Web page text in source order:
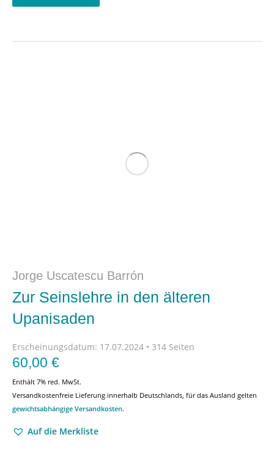
Jorge Uscatescu Barrón
Zur Seinslehre in den älteren
Upanisaden
Erscheinungsdatum: 17.07.2024 • 314 Seiten
60,00 €
Enthält 7% red. MwSt.
Versandkostenfreie Lieferung innerhalb Deutschlands, für das Ausland gelten
gewichtsabhängige Versandkosten.
Auf die Merkliste